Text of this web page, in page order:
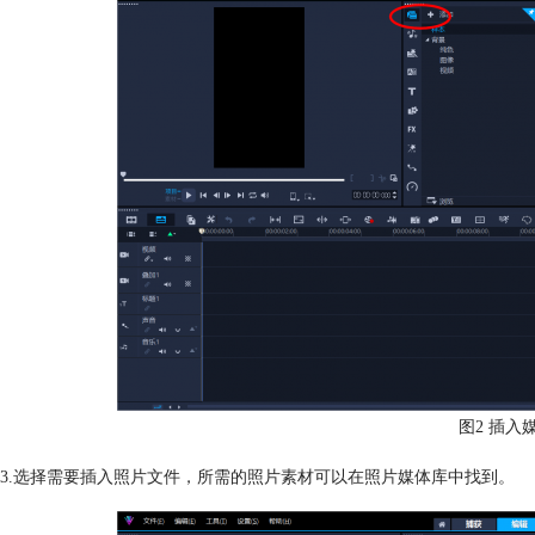
图2 插入
3.选择需要插入照片文件，所需的照片素材可以在照片媒体库中找到。